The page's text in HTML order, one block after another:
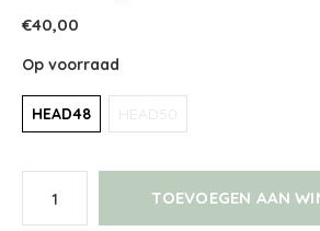
€40,00
Op voorraad
HEAD48 HEAD50
TOEVOEGEN AAN